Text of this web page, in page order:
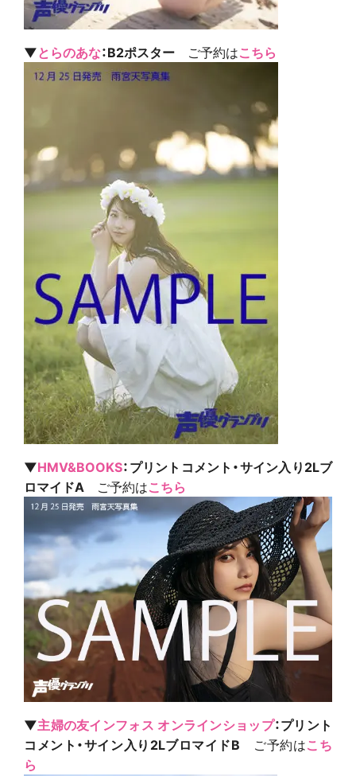
▼とらのあな：B2ポスター ご予約はこちら
▼HMV&BOOKS：プリントコメント・サイン入り2Lブ
ロマイドA ご予約はこちら
▼主婦の友インフォス オンラインショップ：プリント
コメント・サイン入り2LブロマイドB ご予約はこち
ら